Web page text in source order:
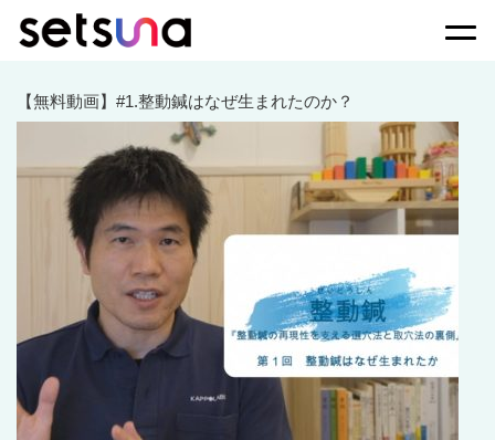
【無料動画】#1.整動鍼はなぜ生まれたのか？